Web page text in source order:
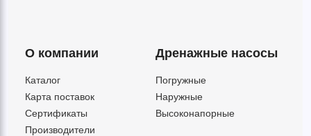
О компании
Каталог
Карта поставок
Сертификаты
Производители
Дренажные насосы
Погружные
Наружные
Высоконапорные